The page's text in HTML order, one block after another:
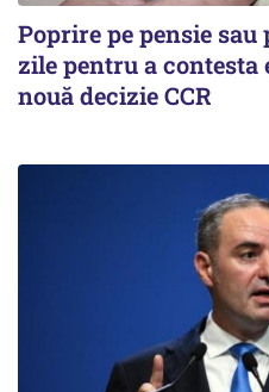
Poprire pe pensie sau
zile pentru a contesta
nouă decizie CCR